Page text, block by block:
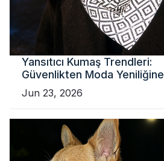
Yansıtıcı Kumaş Trendleri:
Güvenlikten Moda Yeniliğine
Jun 23, 2026